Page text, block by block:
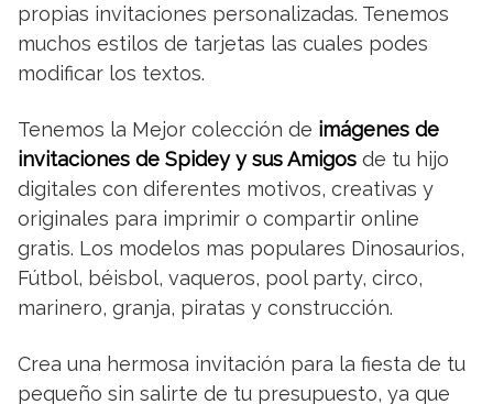
propias invitaciones personalizadas. Tenemos
muchos estilos de tarjetas las cuales podes
modificar los textos.
Tenemos la Mejor colección de imágenes de
invitaciones de Spidey y sus Amigos de tu hijo
digitales con diferentes motivos, creativas y
originales para imprimir o compartir online
gratis. Los modelos mas populares Dinosaurios,
Fútbol, béisbol, vaqueros, pool party, circo,
marinero, granja, piratas y construcción.
Crea una hermosa invitación para la fiesta de tu
pequeño sin salirte de tu presupuesto, ya que